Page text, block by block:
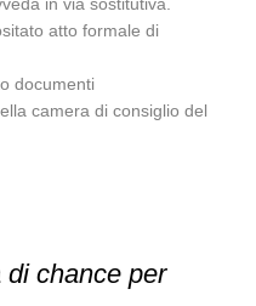
atto formale di
documenti
camera di consiglio del
di chance per